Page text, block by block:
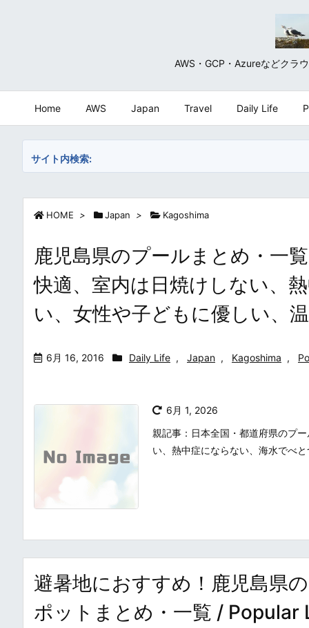
AWS・GCP・Azureなどクラ
Home AWS Japan Travel Daily Life
サイト内検索:
HOME > Japan > Kagoshima
鹿児島県のプールまとめ・一
快適、室内は日焼けしない、
い、女性や子どもに優しい、
6月 16, 2016 Daily Life , Japan , Kagoshima ,
6月 1, 2026
親記事：日本全国・都道府県のプ
い、熱中症にならない、海水でべ
避暑地におすすめ！鹿児島県
ポットまとめ・一覧 /